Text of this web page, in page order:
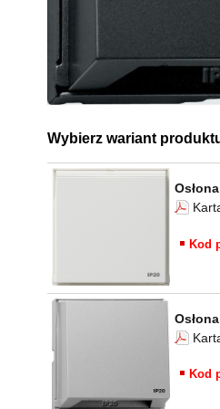
Wybierz wariant
Kod
Kod